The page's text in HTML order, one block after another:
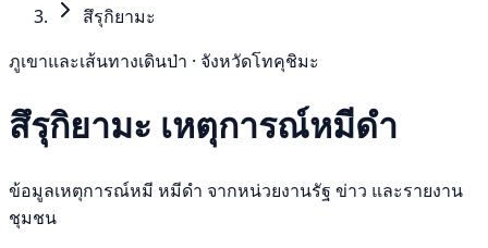
สึรุกิยามะ
ภูเขาและเส้นทางเดินป่า · จังหวัดโทคุชิมะ
สึรุกิยามะ เหตุการณ์หมีดำ
ข้อมูลเหตุการณ์หมี หมีดำ จากหน่วยงานรัฐ ข่าว และรายงาน
ชุมชน